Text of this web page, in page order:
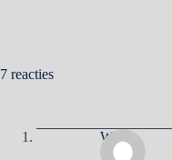
7 reacties
Willy